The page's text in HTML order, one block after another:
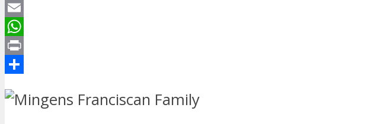
Twitter
Email
WhatsApp
Print